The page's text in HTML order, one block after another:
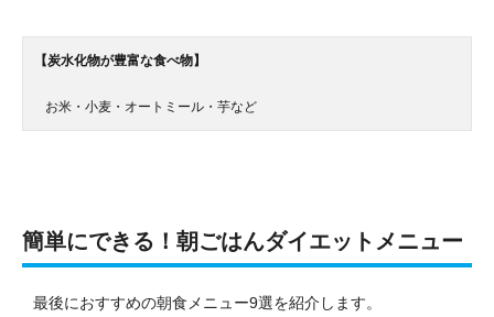
【炭水化物が豊富な食べ物】
お米・小麦・オートミール・芋など
簡単にできる！朝ごはんダイエットメニュー
最後におすすめの朝食メニュー9選を紹介します。